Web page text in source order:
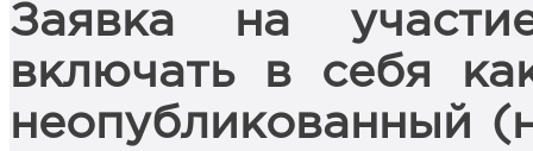
Заявка на
включать в себя
неопубликованный